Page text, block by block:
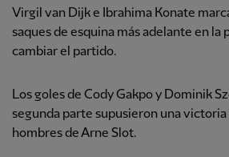
Virgil van Dijk e Ibrahima Konate
saques de esquina más adelante en la
cambiar el partido.
Los goles de Cody Gakpo y Dominik
segunda parte supusieron una
hombres de Arne Slot.